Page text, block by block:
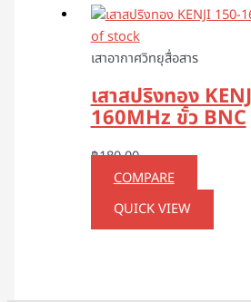
of stock
เสาอากาศวิทยุสื่อสาร
เสาสปริงทอง
160MHz ขั้ว BNC
฿180.00
COMPARE
QUICK VIEW